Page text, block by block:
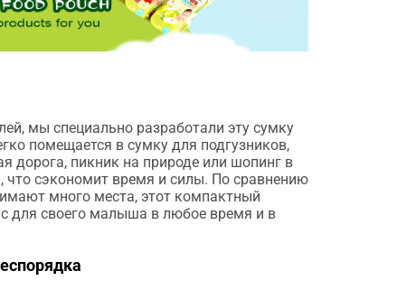
мы специально разработали эту сумку
помещается в сумку для подгузников,
дорога, пикник на природе или шопинг в
что сэкономит время и силы. По сравнению
много места, этот компактный
для своего малыша в любое время и в